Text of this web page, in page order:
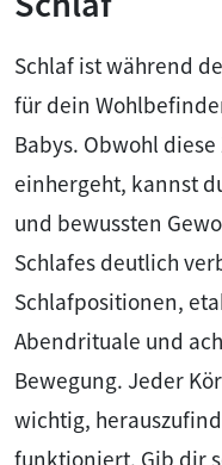
Schlaf ist während
für dein
Babys. Obwohl
einhergeht, kannst
und bewussten
Schlafes deutlich
Schlafpositionen,
Abendrituale und
Bewegung. Jeder
wichtig,
funktioniert. Gib dir